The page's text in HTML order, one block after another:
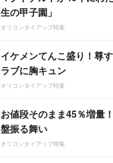
生の甲子園」
オリコンタイアップ特集
イケメンてんこ盛り！尊
ラブに胸キュン
オリコンタイアップ特集
お値段そのまま45％増量
盤振る舞い
オリコンタイアップ特集